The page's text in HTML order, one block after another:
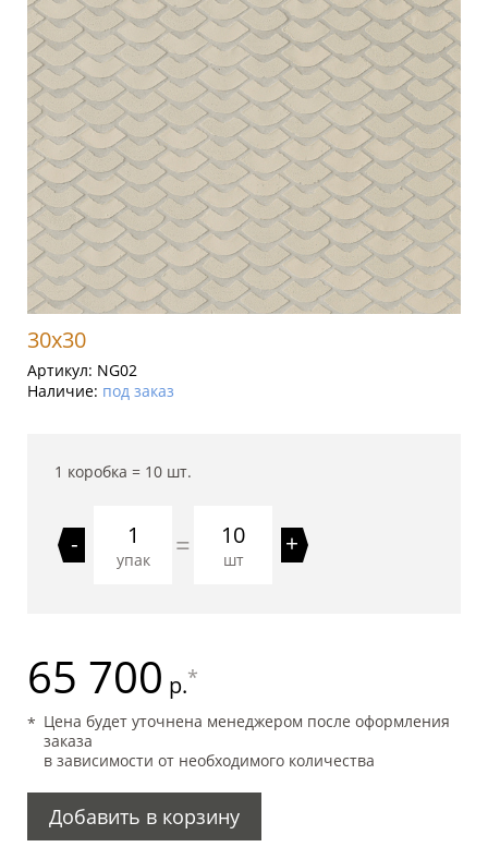
30x30
Артикул: NG02
Наличие: под заказ
1 коробка = 10 шт.
-
упак = 10
шт
+
65 700 р.*
Цена будет уточнена менеджером после оформления
заказа
в зависимости от необходимого количества
Добавить в корзину